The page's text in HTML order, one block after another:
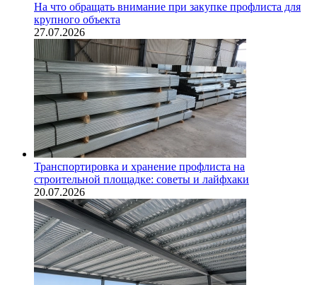
На что обращать внимание при закупке профлиста для
крупного объекта
27.07.2026
Транспортировка и хранение профлиста на
строительной площадке: советы и лайфхаки
20.07.2026